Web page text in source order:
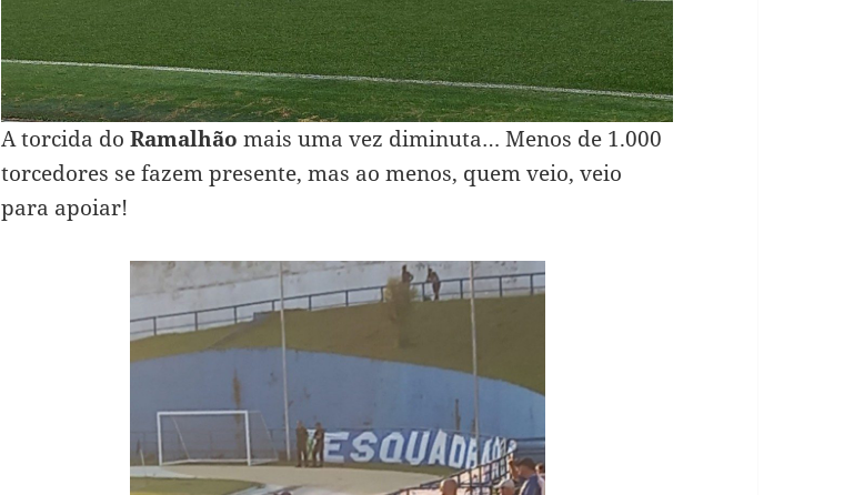
A torcida do Ramalhão mais uma vez diminuta… Menos de 1.000
torcedores se fazem presente, mas ao menos, quem veio, veio
para apoiar!